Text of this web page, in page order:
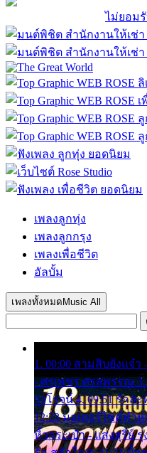
ไม่ยอมรั
เพลงลูกทุ่ง
เพลงลูกกรุง
เพลงเพื่อชีวิต
อัลบั้ม
เพลงทั้งหมด Music All
1. 00:00 สามสิบยังแจ๋ว
- ศรเพชร ศรสุพรรณ 3.
รุ่งโรจน์ 4. 09:51 รักส
12:23 มอเตอร์ไซค์ทำ
หิ้วกระเป๋า - แสงสุรีย์ รุ่